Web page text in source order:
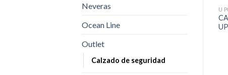
Neveras
Ocean Line
Outlet
Calzado de seguridad
U